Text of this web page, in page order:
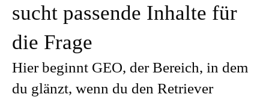
sucht passende Inhalte für
die Frage
Hier beginnt GEO, der Bereich, in dem
du glänzt, wenn du den Retriever